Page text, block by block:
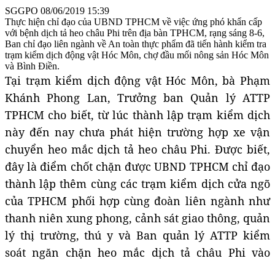
SGGPO 08/06/2019 15:39
Thực hiện chỉ đạo của UBND TPHCM về việc ứng phó khẩn cấp
với bệnh dịch tả heo châu Phi trên địa bàn TPHCM, rạng sáng 8-6,
Ban chỉ đạo liên ngành về An toàn thực phẩm đã tiến hành kiểm tra
trạm kiểm dịch động vật Hóc Môn, chợ đầu mối nông sản Hóc Môn
và Bình Điền.
Tại trạm kiểm dịch động vật Hóc Môn, bà Phạm
Khánh Phong Lan, Trưởng ban Quản lý ATTP
TPHCM cho biết, từ lúc thành lập trạm kiểm dịch
này đến nay chưa phát hiện trường hợp xe vận
chuyển heo mắc dịch tả heo châu Phi. Được biết,
đây là điểm chốt chặn được UBND TPHCM chỉ đạo
thành lập thêm cùng các trạm kiểm dịch cửa ngõ
của TPHCM phối hợp cùng đoàn liên ngành như
thanh niên xung phong, cảnh sát giao thông, quản
lý thị trường, thú y và Ban quản lý ATTP kiểm
soát ngăn chặn heo mắc dịch tả châu Phi vào